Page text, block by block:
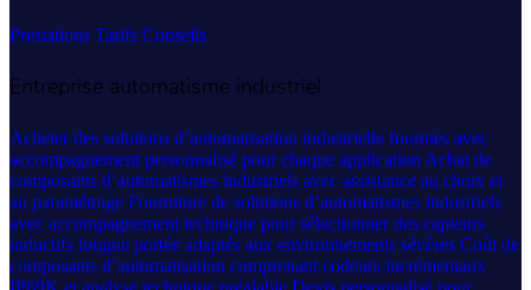
Prestations Tarifs Conseils
Entreprise automatisme industriel
Acheter des solutions d’automatisation industrielle fournies avec
accompagnement personnalisé pour chaque application Achat de
composants d’automatismes industriels avec assistance au choix et
au paramétrage Fourniture de solutions d’automatismes industriels
avec accompagnement technique pour sélectionner des capteurs
inductifs longue portée adaptés aux environnements sévères Coût de
composants d’automatisation comprenant codeurs incrémentaux